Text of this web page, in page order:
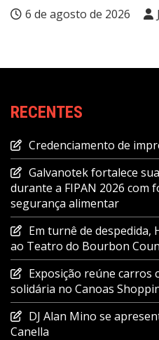
6 de agosto de 2026
RECENTES
Credenciamento de
Galvanotek fortalece
durante a FIPAN 2026 com
segurança alimentar
Em turnê de despedida,
ao Teatro do Bourbon
Exposição reúne carros
solidária no Canoas
DJ Alan Mino se
Canella